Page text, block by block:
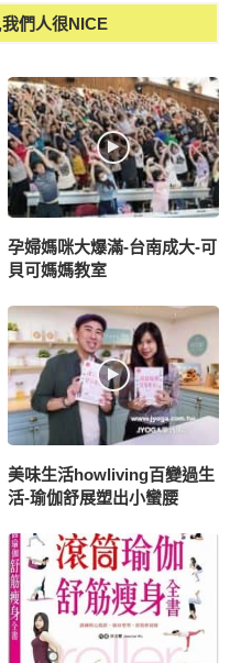
們人很NICE
孕婦媽咪大爆滿-台南成大-可
貝可媽媽教室
美味生活howliving百變過生
活-瑜伽舒展塑出小蠻腰